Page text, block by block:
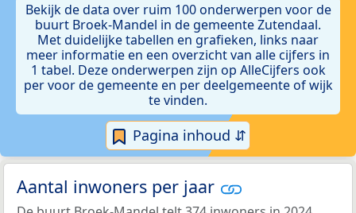
Bekijk de data over ruim 100 onderwerpen voor de
buurt Broek-Mandel in de gemeente Zutendaal.
Met duidelijke tabellen en grafieken, links naar
meer informatie en een overzicht van alle cijfers in
1 tabel. Deze onderwerpen zijn op AlleCijfers ook
per voor de gemeente en per deelgemeente of wijk
te vinden.
Pagina inhoud ⇵
Aantal inwoners per jaar